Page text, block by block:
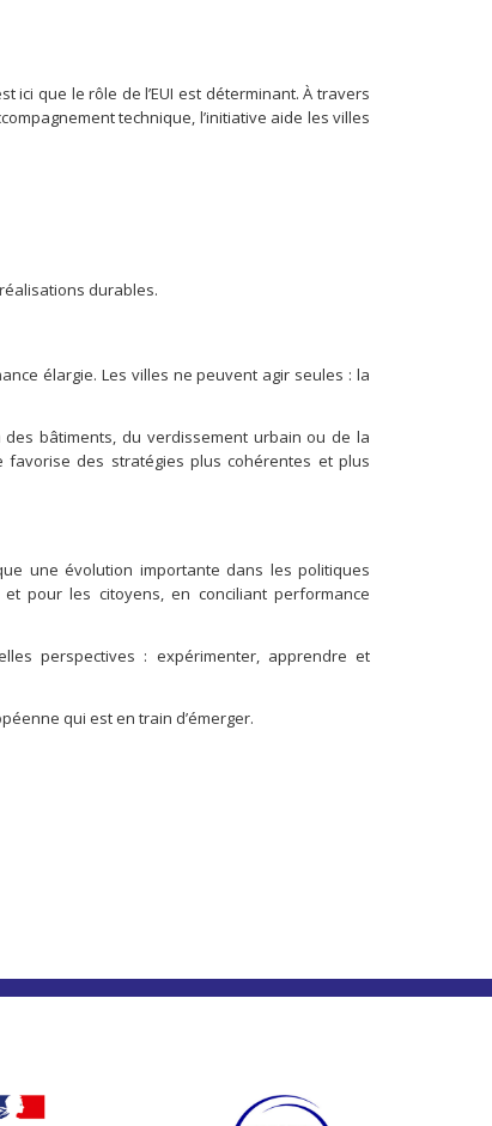
ici que le rôle de l’EUI est déterminant. À travers
technique, l’initiative aide les villes
durables.
élargie. Les villes ne peuvent agir seules : la
bâtiments, du verdissement urbain ou de la
favorise des stratégies plus cohérentes et plus
une évolution importante dans les politiques
pour les citoyens, en conciliant performance
perspectives : expérimenter, apprendre et
qui est en train d’émerger.